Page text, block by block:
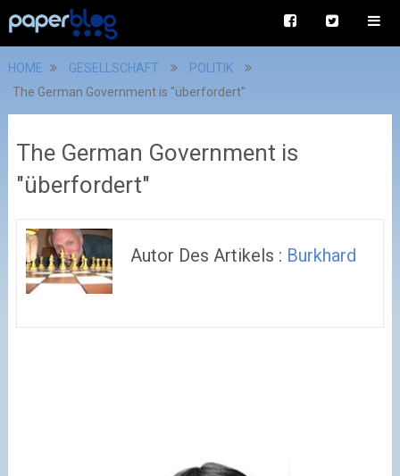
HOME GESELLSCHAFT
POLITIK
The German Government is "überfordert"
The German Government is
"überfordert"
Autor Des Artikels : Burkhard